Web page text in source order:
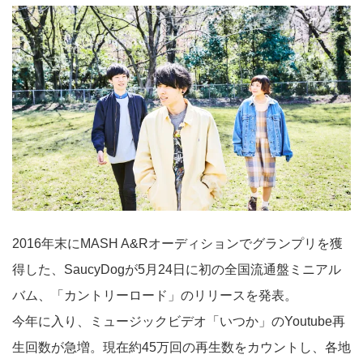
2016年末にMASH A&Rオーディションでグランプリを獲
得した、SaucyDogが5月24日に初の全国流通盤ミニアル
バム、「カントリーロード」のリリースを発表。
今年に入り、ミュージックビデオ「いつか」のYoutube再
生回数が急増。現在約45万回の再生数をカウントし、各地